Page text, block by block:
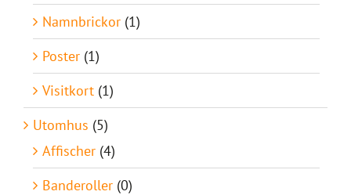
Namnbrickor (1)
Poster (1)
Visitkort (1)
Utomhus (5)
Affischer (4)
Banderoller (0)